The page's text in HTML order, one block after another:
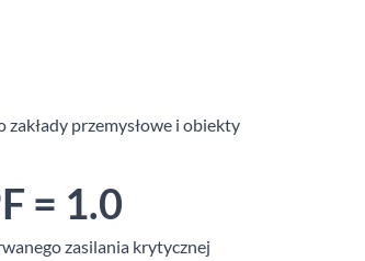
przemysłowe i obiekty
= 1.0
zasilania krytycznej